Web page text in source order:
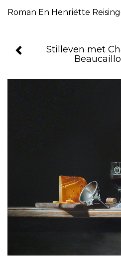
Stilleven met